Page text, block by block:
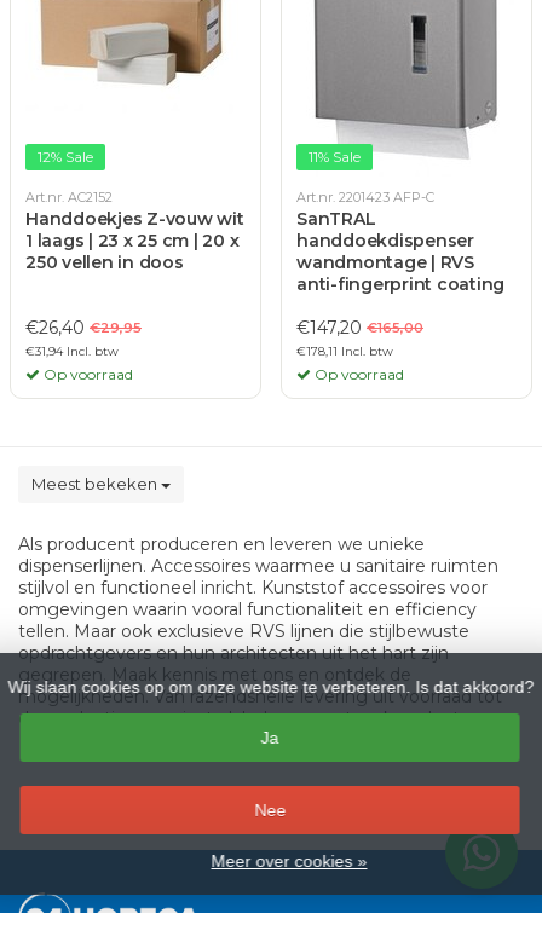
12% Sale
Art.nr. AC2152
Handdoekjes Z-vouw wit
1 laags | 23 x 25 cm | 20 x
250 vellen in doos
€26,40 €29,95
€31,94 Incl. btw
Op voorraad
11% Sale
Art.nr. 2201423 AFP-C
SanTRAL
handdoekdispenser
wandmontage | RVS
anti-fingerprint coating
€147,20 €165,00
€178,11 Incl. btw
Op voorraad
Meest bekeken
Als producent produceren en leveren we unieke
dispenserlijnen. Accessoires waarmee u sanitaire ruimten
stijlvol en functioneel inricht. Kunststof accessoires voor
omgevingen waarin vooral functionaliteit en efficiency
tellen. Maar ook exclusieve RVS lijnen die stijlbewuste
opdrachtgevers en hun architecten uit het hart zijn
gegrepen. Maak kennis met ons en ontdek de
mogelijkheden. Van razendsnelle levering uit voorraad tot
de productie van private labels en maatwerkproducten.
Wij slaan cookies op om onze website te verbeteren. Is dat akkoord?
Ja
Nee
Meer over cookies »